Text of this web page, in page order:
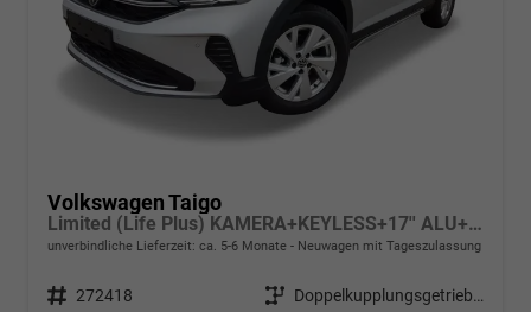
Volkswagen Taigo
Limited (Life Plus) KAMERA+KEYLESS+17'' ALU+LED
unverbindliche Lieferzeit: ca. 5-6 Monate Neuwagen mit Tageszulassung
Fahrzeugnr. 272418 Getriebe
Doppelkupplungsgetriebe (DSG)